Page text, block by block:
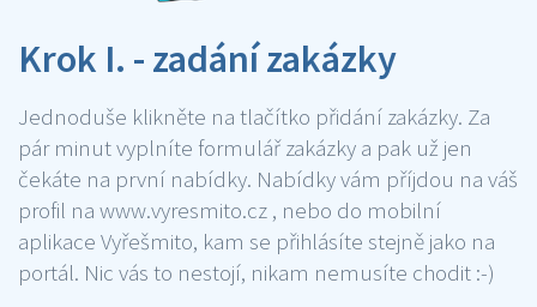
Krok I. - zadání zakázky
Jednoduše klikněte na tlačítko přidání zakázky. Za
pár minut vyplníte formulář zakázky a pak už jen
čekáte na první nabídky. Nabídky vám příjdou na váš
profil na www.vyresmito.cz , nebo do mobilní
aplikace Vyřešmito, kam se přihlásíte stejně jako na
portál. Nic vás to nestojí, nikam nemusíte chodit :-)